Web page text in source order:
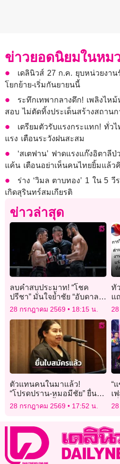
ข่าวยอดนิยมในหม
เดลินิวส์ 27 ก.ค. ยุบหน่วยงา
โยกย้าย-เริ่มกันยายนนี้
ระทึกเทพากลางดึก! เพลิงไห
สอบ ไม่ตัดทิ้งประเด็นสร้างสถาน
เตรียมตัวรับแรงกระแทก! ทั่ว
แรง เตือนระวังฝนสะสม
‘สเตฟาน’ ฟาดแรงแก๊งอิตาลี
แค้น เตือนอย่าเห็นคนไทยยิ้มแล้ว
ร่าง ‘วิมล ตาบทอง’ 1 ใน 5
เกิดสุรินทร์สมเกียรติ
ข่าวล่าสุด
ลบคำสบประมาท! “โชค
ปรีชา” มั่นใจย้ำชัย “อับดาล
ลาห์” พิสูจน์ไม่ใช่แค่ทางผ่าน
28 กรกฎาคม 2569 18:15 น.
ทั
แ
ไ
ตัวแทนคนในมาแล้ว!
“โปรดปราน-หมอมีชัย” ยื่น
สมัครชิงเก้าอี้ “ผู้ว่าการ
28 กรกฎาคม 2569 17:52 น.
“
เ
เ